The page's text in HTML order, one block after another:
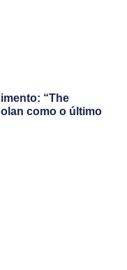
“The
como o último